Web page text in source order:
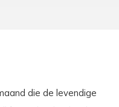
die de levendige